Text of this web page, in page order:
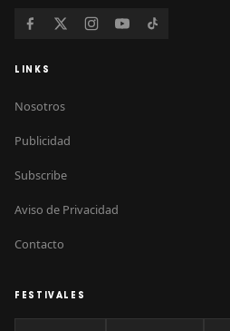
LINKS
Nosotros
Publicidad
Subscribe
Aviso de Privacidad
Contacto
FESTIVALES